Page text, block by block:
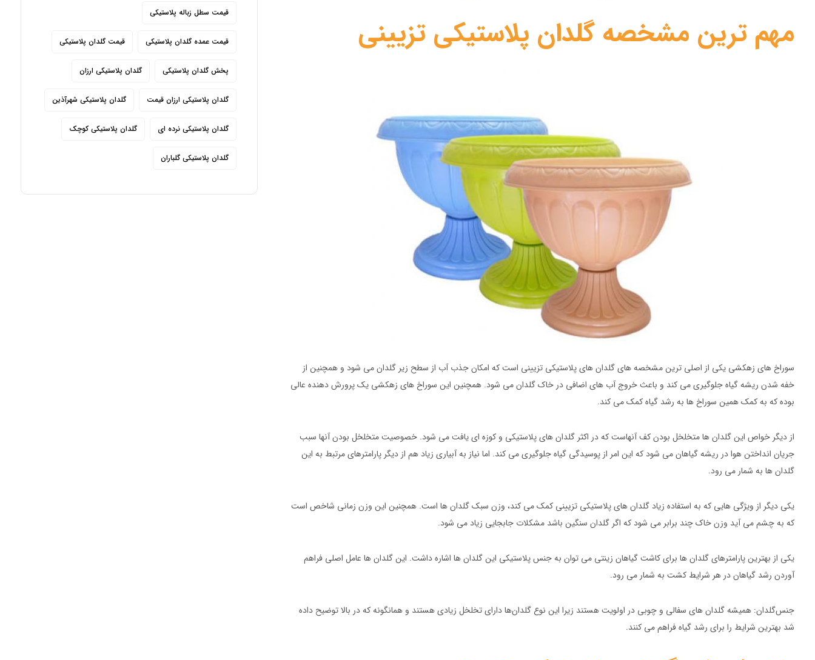
مهم ترین مشخصه گلدان پلاستیکی تزیینی
سوراخ های زهکشی یکی از اصلی ترین مشخصه های گلدان های پلاستیکی تزیینی است که امکان جذب آب از سطح زیر گلدان می شود و همچنین از
خفه شدن ریشه گیاه جلوگیری می کند و باعث خروج آب های اضافی در خاک گلدان می شود. همچنین این سوراخ های زهکشی یک پرورش دهنده عالی
بوده که به کمک همین سوراخ ها به رشد گیاه کمک می کند.
از دیگر خواص این گلدان ها متخلخل بودن کف آنهاست که در اکثر گلدان های پلاستیکی و کوزه ای یافت می شود. خصوصیت متخلخل بودن آنها سبب
جریان انداختن هوا در ریشه گیاهان می شود که این امر از پوسیدگی گیاه جلوگیری می کند. اما نیاز به آبیاری زیاد هم از دیگر پارامترهای مرتبط به این
گلدان ها به شمار می رود.
یکی دیگر از ویژگی هایی که به استفاده زیاد گلدان های پلاستیکی تزیینی کمک می کند، وزن سبک گلدان ها است. همچنین این وزن زمانی شاخص است
که به چشم می آید وزن خاک چند برابر می شود که اگر گلدان‌ سنگین باشد مشکلات جابجایی زیاد می شود.
یکی از بهترین پارامترهای گلدان ها برای کاشت گیاهان زینتی می توان به جنس پلاستیکی این گلدان ها اشاره داشت. این گلدان ها عامل اصلی فراهم
آوردن رشد گیاهان در هر شرایط کشت به شمار می رود.
جنس‌گلدان: همیشه گلدان های سفالی و چوبی در اولویت هستند زیرا این نوع گلدان‌ها دارای تخلخل زیادی هستند و همانگونه که در بالا توضیح داده
شد بهترین شرایط را برای رشد گیاه فراهم می کنند.
قیمت سطل زباله پلاستیکی
قیمت عمده گلدان پلاستیکی قیمت گلدان پلاستیکی
پخش گلدان پلاستیکی گلدان پلاستیکی ارزان
گلدان پلاستیکی ارزان قیمت گلدان پلاستیکی شهرآذین
گلدان پلاستیکی نرده ای گلدان پلاستیکی کوچک
گلدان پلاستیکی گلباران